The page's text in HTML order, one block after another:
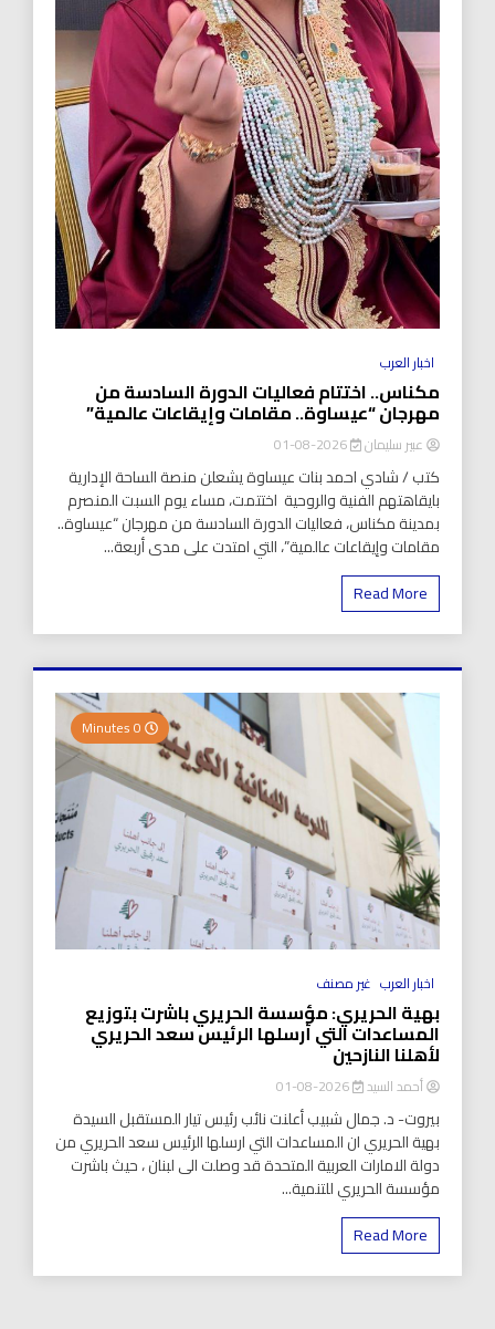
اخبار العرب
مكناس.. اختتام فعاليات الدورة السادسة من
مهرجان “عيساوة.. مقامات وإيقاعات عالمية”
عبير سليمان 2026-08-01
كتب / شادي احمد بنات عيساوة يشعلن منصة الساحة الإدارية
بايقاهتهم الفنية والروحية اختتمت، مساء يوم السبت المنصرم
بمدينة مكناس، فعاليات الدورة السادسة من مهرجان “عيساوة..
مقامات وإيقاعات عالمية”، التي امتدت على مدى أربعة...
Read More
اخبار العرب غير مصنف
بهية الحريري: مؤسسة الحريري باشرت بتوزيع
المساعدات التي أرسلها الرئيس سعد الحريري
لأهلنا النازحين
أحمد السيد 2026-08-01
بيروت- د. جمال شبيب أعلنت نائب رئيس تيار المستقبل السيدة
بهية الحريري ان المساعدات التي ارسلها الرئيس سعد الحريري من
دولة الامارات العربية المتحدة قد وصلت الى لبنان ، حيث باشرت
مؤسسة الحريري للتنمية...
Read More